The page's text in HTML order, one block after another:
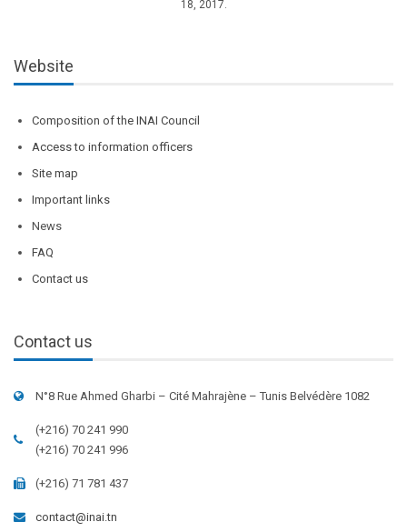
18, 2017.
Website
Composition of the INAI Council
Access to information officers
Site map
Important links
News
FAQ
Contact us
Contact us
N°8 Rue Ahmed Gharbi – Cité Mahrajène – Tunis Belvédère 1082
(+216) 70 241 990
(+216) 70 241 996
(+216) 71 781 437
contact@inai.tn